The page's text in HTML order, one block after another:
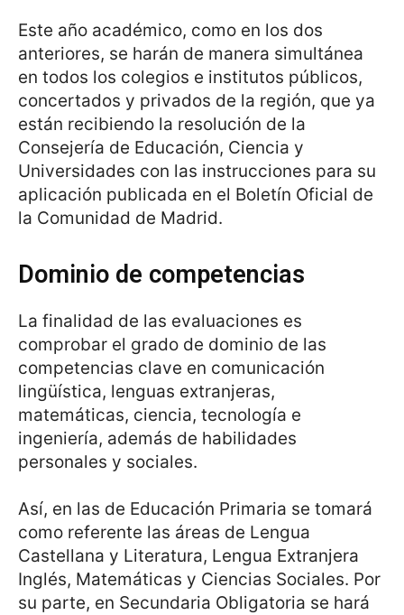
Este año académico, como en los dos
anteriores, se harán de manera simultánea
en todos los colegios e institutos públicos,
concertados y privados de la región, que ya
están recibiendo la resolución de la
Consejería de Educación, Ciencia y
Universidades con las instrucciones para su
aplicación publicada en el Boletín Oficial de
la Comunidad de Madrid.
Dominio de competencias
La finalidad de las evaluaciones es
comprobar el grado de dominio de las
competencias clave en comunicación
lingüística, lenguas extranjeras,
matemáticas, ciencia, tecnología e
ingeniería, además de habilidades
personales y sociales.
Así, en las de Educación Primaria se tomará
como referente las áreas de Lengua
Castellana y Literatura, Lengua Extranjera
Inglés, Matemáticas y Ciencias Sociales. Por
su parte, en Secundaria Obligatoria se hará